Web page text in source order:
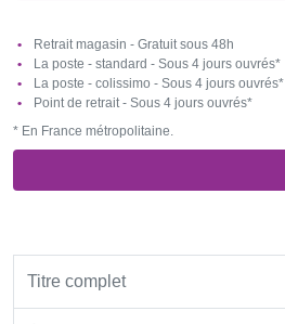
Retrait magasin - Gratuit sous 48h
La poste - standard - Sous 4 jours ouvrés*
La poste - colissimo - Sous 4 jours ouvrés*
Point de retrait - Sous 4 jours ouvrés*
* En France métropolitaine.
Titre complet